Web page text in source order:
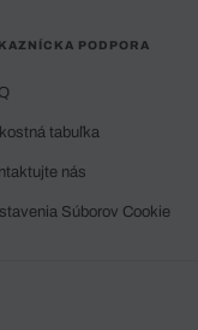
PODPORA
tabuľka
nás
Súborov Cookie